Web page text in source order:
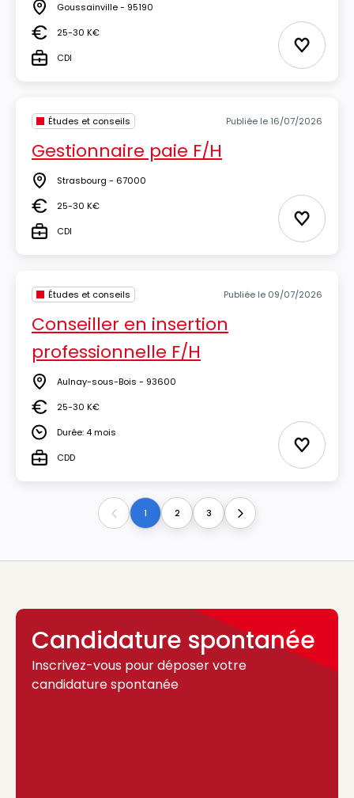
Lieu Goussainville - 95190
Salaire25-30 K€
TypeCDI Ajouter
Études et conseils Publiée le 16/07/2026
Gestionnaire paie F/H
Lieu Strasbourg - 67000
Salaire25-30 K€
TypeCDI Ajouter
Études et conseils Publiée le 09/07/2026
Conseiller en insertion
professionnelle F/H
Lieu Aulnay-sous-Bois - 93600
Salaire25-30 K€
DuréeDurée: 4 mois
TypeCDD Ajouter
Previous1 2 3 Next
Candidature spontanée
Inscrivez-vous pour déposer votre
candidature spontanée